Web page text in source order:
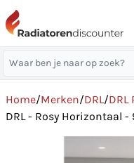
Home/Merken/DRL/DRL
DRL - Rosy Horizontaal